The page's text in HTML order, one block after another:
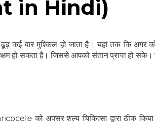
in Hindi)
कई बार मुश्किल हो जाता है। यहां तक ​​​​कि अगर
हो सकता है। जिससे आपको संतान प्राप्त हो सके।
को अक्सर शल्य चिकित्सा द्वारा ठीक